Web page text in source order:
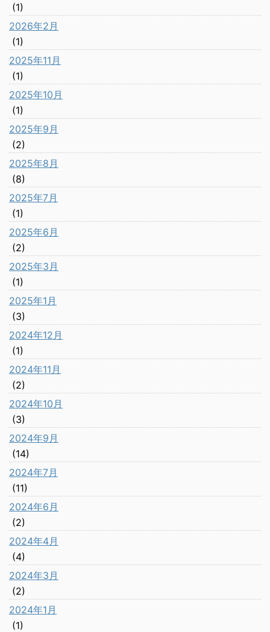
(1)
2026年2月
(1)
2025年11月
(1)
2025年10月
(1)
2025年9月
(2)
2025年8月
(8)
2025年7月
(1)
2025年6月
(2)
2025年3月
(1)
2025年1月
(3)
2024年12月
(1)
2024年11月
(2)
2024年10月
(3)
2024年9月
(14)
2024年7月
(11)
2024年6月
(2)
2024年4月
(4)
2024年3月
(2)
2024年1月
(1)